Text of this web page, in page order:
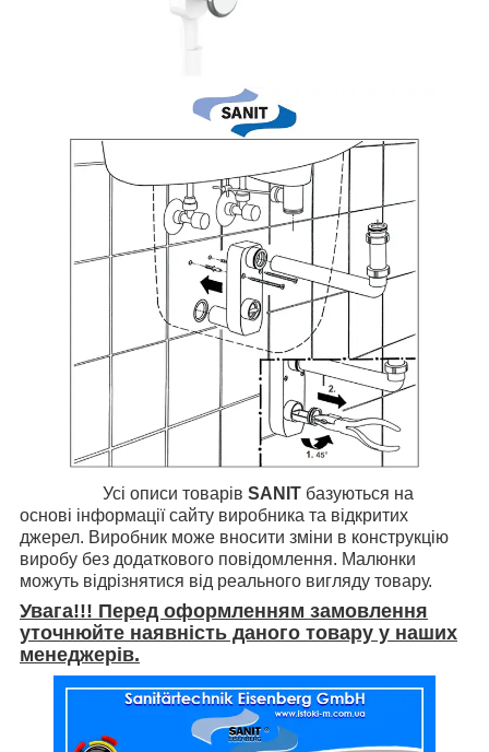
Усі описи товарів SANIT базуються на
основі інформації сайту виробника та відкритих
джерел. Виробник може вносити зміни в конструкцію
виробу без додаткового повідомлення. Малюнки
можуть відрізнятися від реального вигляду товару.
Увага!!! Перед оформленням замовлення
уточнюйте наявність даного товару у наших
менеджерів.